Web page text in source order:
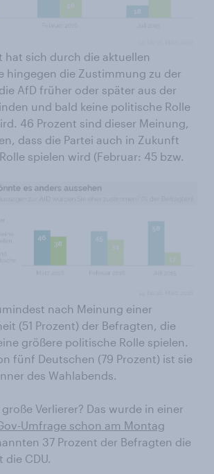
hat sich durch die aktuellen
hingegen die Zustimmung zu der
AfD früher oder später aus der
und bald keine politische Rolle
46 Prozent sind dieser Meinung,
dass die Partei auch in Zukunft
spielen wird (Februar: 45 bzw.
nach Meinung einer
(51 Prozent) der Befragten, die
größere politische Rolle spielen.
fünf Deutschen (79 Prozent) ist sie
des Wahlabends.
Verlierer? Das wurde in einer
Umfrage schon am Montag
37 Prozent der Befragten die
die CDU.